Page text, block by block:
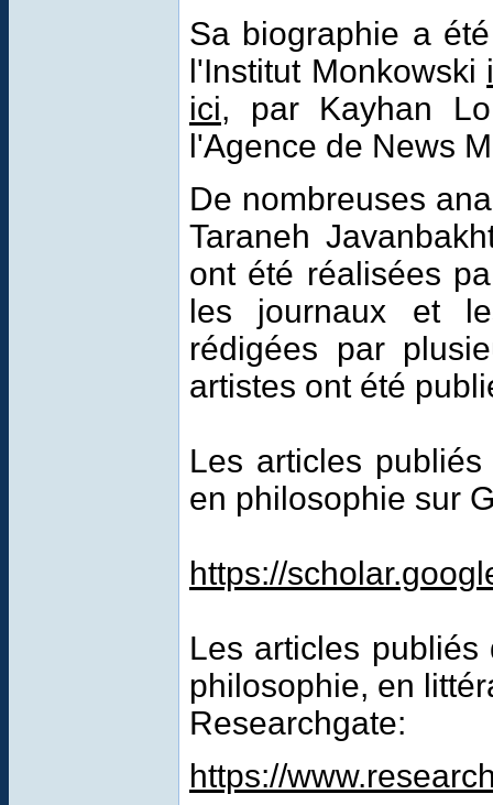
Sa biographie a
l'Institut Monkowski
ici, par Kayhan
l'Agence de News
De nombreuses
Taraneh
ont été réalisées
les journaux et
rédigées par
artistes ont été
Les articles
en philosophie sur
https://
Les articles publiés
philosophie, en
Researchgate:
https://